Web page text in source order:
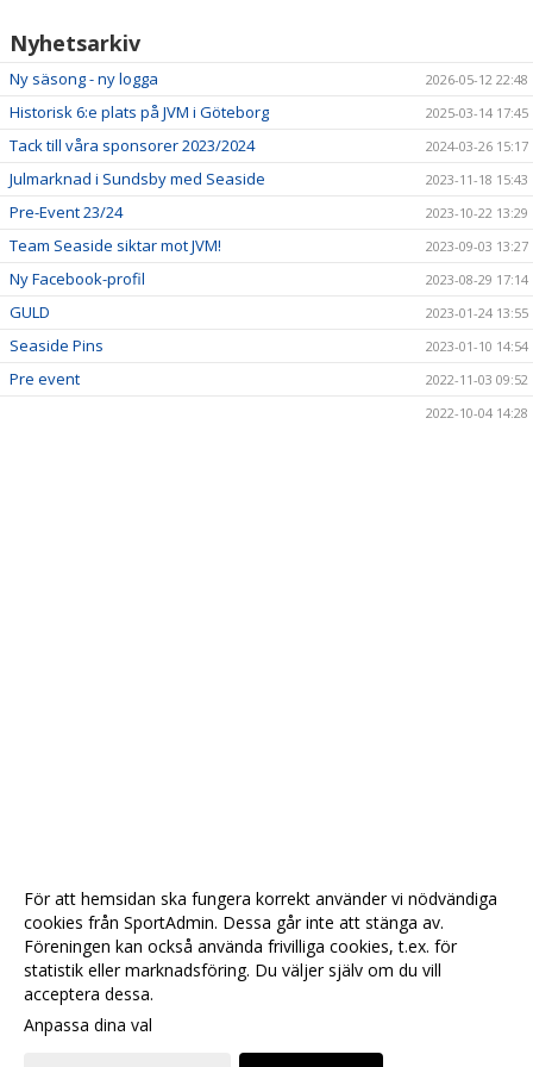
Nyhetsarkiv
Ny säsong - ny logga 2026-05-12 22:48
Historisk 6:e plats på JVM i Göteborg 2025-03-14 17:45
Tack till våra sponsorer 2023/2024 2024-03-26 15:17
Julmarknad i Sundsby med Seaside 2023-11-18 15:43
Pre-Event 23/24 2023-10-22 13:29
Team Seaside siktar mot JVM! 2023-09-03 13:27
Ny Facebook-profil 2023-08-29 17:14
GULD 2023-01-24 13:55
Seaside Pins 2023-01-10 14:54
Pre event
2022-11-03 09:52
2022-10-04 14:28
För att hemsidan ska fungera korrekt använder vi nödvändiga
cookies från SportAdmin. Dessa går inte att stänga av.
Föreningen kan också använda frivilliga cookies, t.ex. för
statistik eller marknadsföring. Du väljer själv om du vill
acceptera dessa.
Anpassa dina val